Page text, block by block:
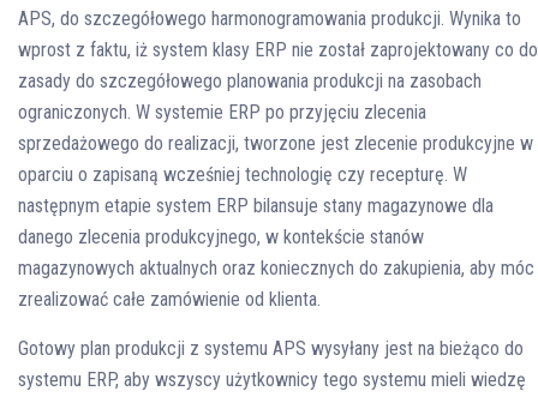
APS, do szczegółowego harmonogramowania produkcji. Wynika to
wprost z faktu, iż system klasy ERP nie został zaprojektowany co do
zasady do szczegółowego planowania produkcji na zasobach
ograniczonych. W systemie ERP po przyjęciu zlecenia
sprzedażowego do realizacji, tworzone jest zlecenie produkcyjne w
oparciu o zapisaną wcześniej technologię czy recepturę. W
następnym etapie system ERP bilansuje stany magazynowe dla
danego zlecenia produkcyjnego, w kontekście stanów
magazynowych aktualnych oraz koniecznych do zakupienia, aby móc
zrealizować całe zamówienie od klienta.
Gotowy plan produkcji z systemu APS wysyłany jest na bieżąco do
systemu ERP, aby wszyscy użytkownicy tego systemu mieli wiedzę